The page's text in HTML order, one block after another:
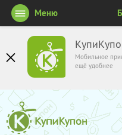
Мобильное
ещё удобнее
Меню